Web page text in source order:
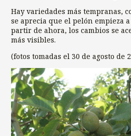
Hay variedades más tempranas,
se aprecia que el pelón empieza
partir de ahora, los cambios se
más visibles.
(fotos tomadas el 30 de agosto de